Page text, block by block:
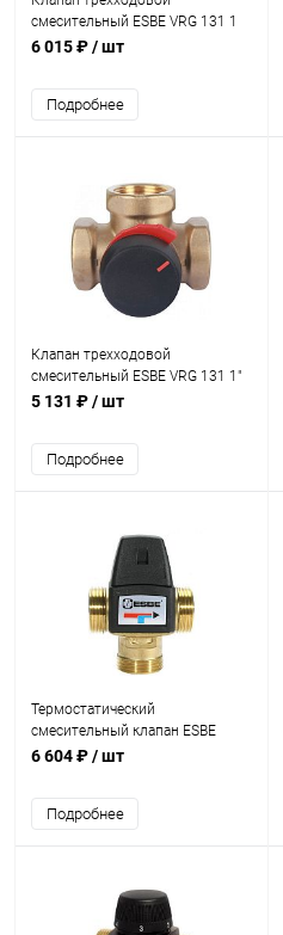
смесительный ESBE VRG 131 1
1/4" KVS 16
6 015 ₽/ шт
Подробнее
Клапан трехходовой
смесительный ESBE VRG 131 1"
KVS 10
5 131 ₽/ шт
Подробнее
Термостатический
смесительный клапан ESBE
VTA322 35-60°C 3/4" KVS 1,6
6 604 ₽/ шт
Подробнее